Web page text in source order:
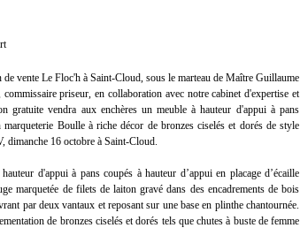
de vente Le Floc'h à Saint-Cloud, sous le marteau de Maître Guillaume
priseur, en collaboration avec notre cabinet d'expertise et
gratuite vendra aux enchères un meuble à hauteur d'appui à pans
marqueterie Boulle à riche décor de bronzes ciselés et dorés de style
dimanche 16 octobre à Saint-Cloud.
d'appui à pans coupés à hauteur d’appui en placage d’écaille
marquetée de filets de laiton gravé dans des encadrements de bois
par deux vantaux et reposant sur une base en plinthe chantournée.
de bronzes ciselés et dorés tels que chutes à buste de femme